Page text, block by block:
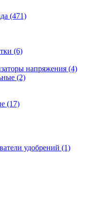
(471)
(6)
напряжения (4)
(2)
(17)
удобрений (1)